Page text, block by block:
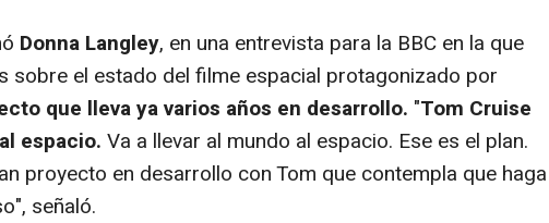
Donna Langley, en una entrevista para la BBC en la que
sobre el estado del filme espacial protagonizado por
que lleva ya varios años en desarrollo. "Tom Cruise
espacio. Va a llevar al mundo al espacio. Ese es el plan.
proyecto en desarrollo con Tom que contempla que haga
señaló.